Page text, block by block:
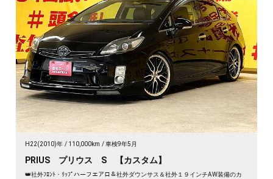
H22(2010)年 110,000km 車検9年5月
PRIUS プリウス S 【カスタム】
👑社外ﾌﾛﾝﾄ・ﾘｯﾌﾟハーフエアロ＆社外ダウンサス＆社外１９インチAW装備のカ